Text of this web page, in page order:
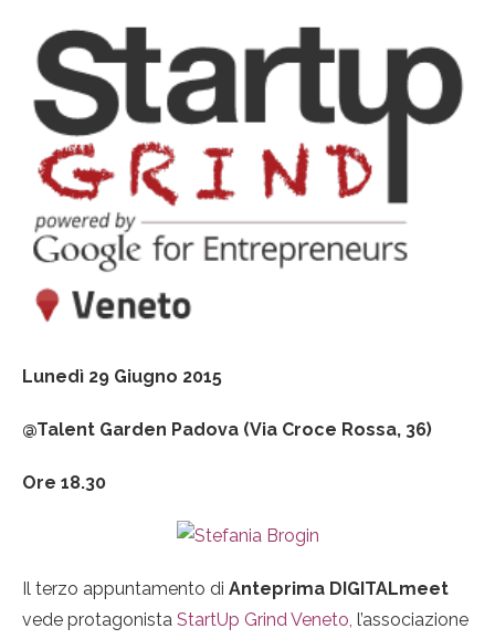
Lunedì 29 Giugno 2015
@Talent Garden Padova (Via Croce Rossa, 36)
Ore 18.30
Il terzo appuntamento di Anteprima DIGITALmeet
vede protagonista StartUp Grind Veneto, l’associazione